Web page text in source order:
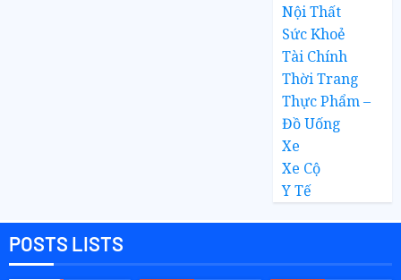
Nội Thất
Sức Khoẻ
Tài Chính
Thời Trang
Thực Phẩm –
Đồ Uống
Xe
Xe Cộ
Y Tế
POSTS LISTS